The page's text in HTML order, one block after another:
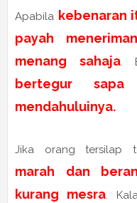
Apabila kebenaran
payah
menang sahaja.
bertegur
mendahuluinya.
Jika orang tersilap
marah dan
kurang mesra.